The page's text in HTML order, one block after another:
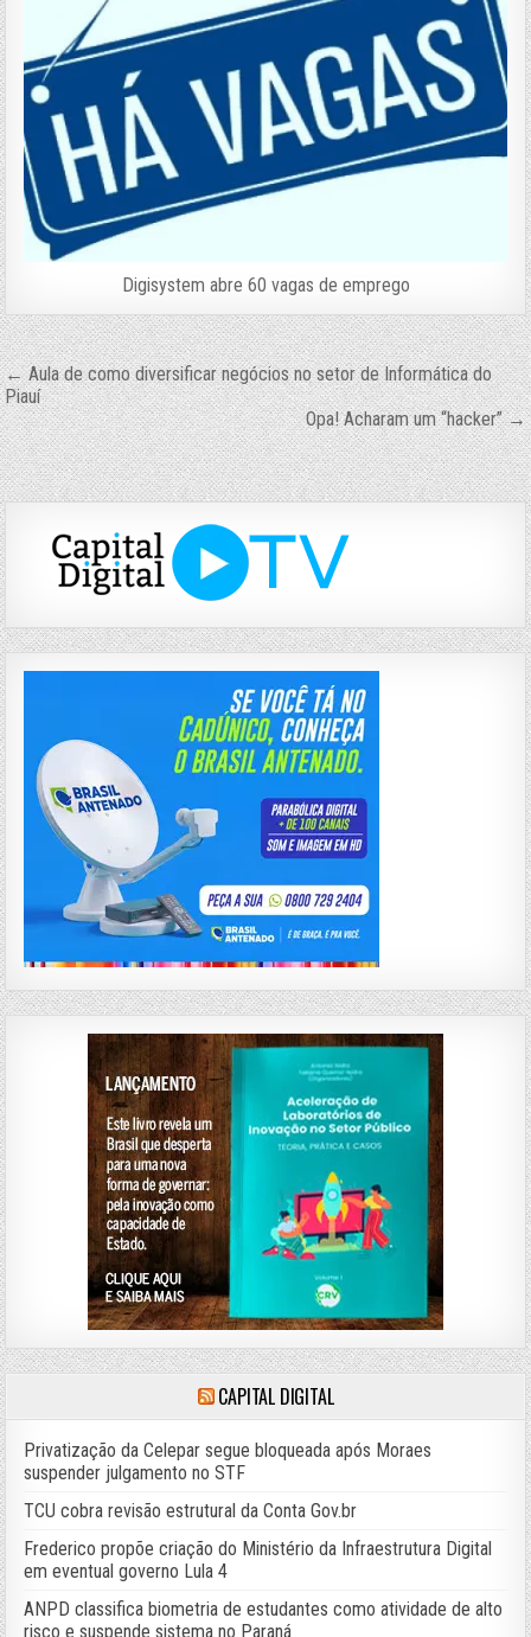
Digisystem abre 60 vagas de emprego
Navegação
de
Post
← Aula de como diversificar negócios no setor de Informática do
Piauí
Opa! Acharam um “hacker” →
CAPITAL DIGITAL
Privatização da Celepar segue bloqueada após Moraes
suspender julgamento no STF
TCU cobra revisão estrutural da Conta Gov.br
Frederico propõe criação do Ministério da Infraestrutura Digital
em eventual governo Lula 4
ANPD classifica biometria de estudantes como atividade de alto
risco e suspende sistema no Paraná